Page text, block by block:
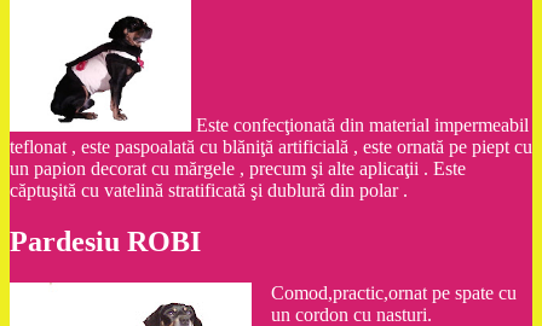
Este confecţionată din material impermeabil
teflonat , este paspoalată cu blăniţă artificială , este ornată pe piept cu
un papion decorat cu mărgele , precum şi alte aplicaţii . Este
căptuşită cu vatelină stratificată şi dublură din polar .
Pardesiu ROBI
Comod,practic,ornat pe spate cu
un cordon cu nasturi.